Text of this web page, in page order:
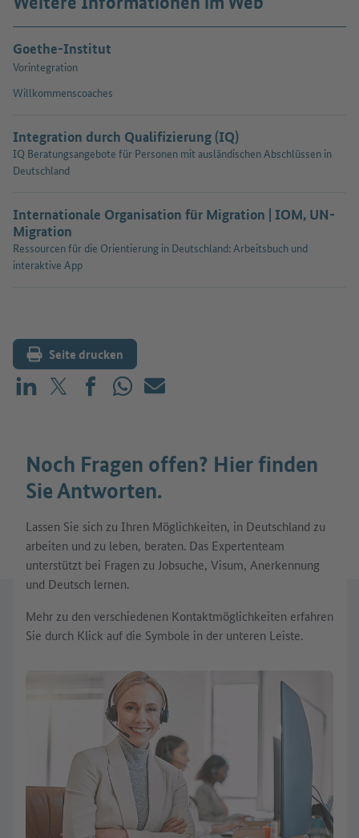
Goethe-Institut
Vorintegration
Willkommenscoaches
Integration durch Qualifizierung (IQ)
IQ Beratungsangebote für Personen mit ausländischen Abschlüssen in
Deutschland
Internationale Organisation für Migration | IOM, UN-
Migration
Ressourcen für die Orientierung in Deutschland: Arbeitsbuch und
interaktive App
Seite drucken
Teilen auf LinkedIn
Teilen auf X (vorher: Twitter)
Teilen auf Facebook
Teilen auf WhatsApp
Mailen
Noch Fragen offen? Hier finden
Sie Antworten.
Lassen Sie sich zu Ihren Möglichkeiten, in Deutschland zu
arbeiten und zu leben, beraten. Das Expertenteam
unterstützt bei Fragen zu Jobsuche, Visum, Anerkennung
und Deutsch lernen.
Mehr zu den verschiedenen Kontaktmöglichkeiten erfahren
Sie durch Klick auf die Symbole in der unteren Leiste.